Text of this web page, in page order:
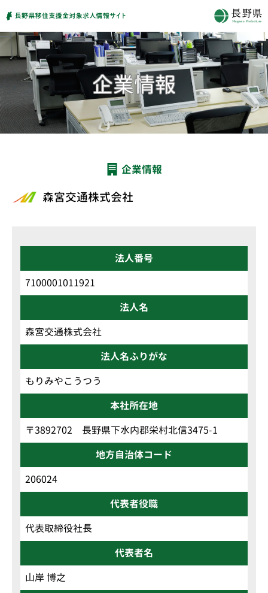
企業情報
森宮交通株式会社
法人番号
7100001011921
法人名
森宮交通株式会社
法人名ふりがな
もりみやこうつう
本社所在地
〒3892702 長野県下水内郡栄村北信3475-1
地方自治体コード
206024
代表者役職
代表取締役社長
代表者名
山岸 博之